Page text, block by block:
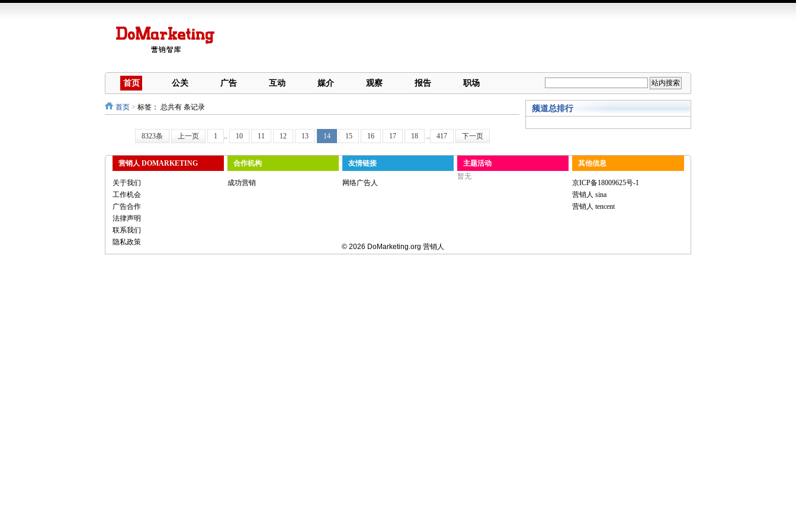
首页 公关 广告 互动 媒介 观察 报告 职场
首页 > 标签： 总共有 条记录
8323条 上一页 1 .. 10 11 12 13 14 15 16 17 18 .. 417 下一页
频道总排行
营销人 DOMARKETING
关于我们
工作机会
广告合作
法律声明
联系我们
隐私政策
合作机构
成功营销
友情链接
网络广告人
主题活动
暂无
其他信息
京ICP备18009625号-1
营销人 sina
营销人 tencent
© 2026 DoMarketing.org 营销人